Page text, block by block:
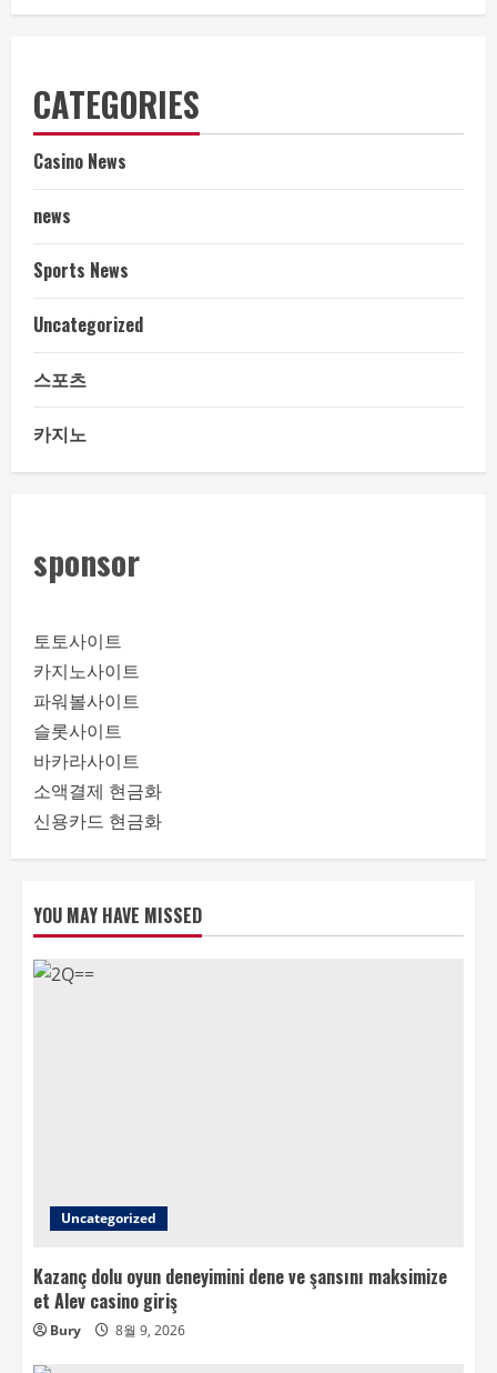
CATEGORIES
Casino News
news
Sports News
Uncategorized
스포츠
카지노
sponsor
토토사이트
카지노사이트
파워볼사이트
슬롯사이트
바카라사이트
소액결제 현금화
신용카드 현금화
YOU MAY HAVE MISSED
Uncategorized
Kazanç dolu oyun deneyimini dene ve şansını maksimize
et Alev casino giriş
Bury 8월 9, 2026